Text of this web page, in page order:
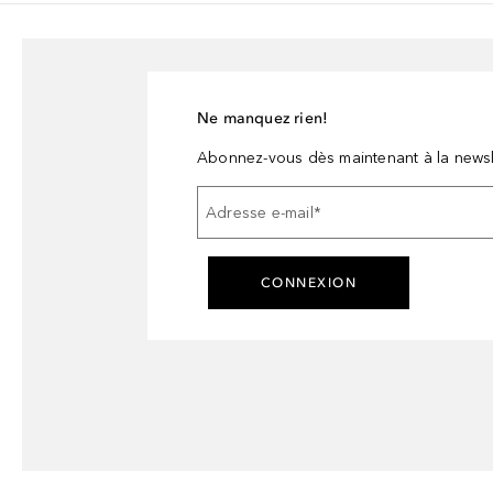
Ne manquez rien!
Abonnez-vous dès maintenant à la
Adresse e-mail *
CONNEXION